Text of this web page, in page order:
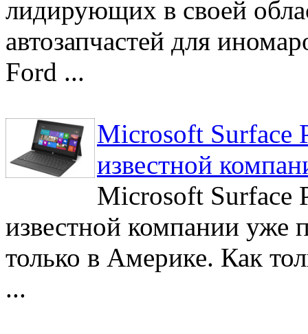
лидирующих в своей
автозапчастей для
Ford ...
Microsoft Surface
известной
Microsoft Surface
известной компании уже
только в Америке. Как
...